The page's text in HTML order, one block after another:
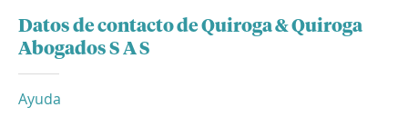
Datos de contacto de Quiroga & Quiroga
Abogados S A S
Ayuda